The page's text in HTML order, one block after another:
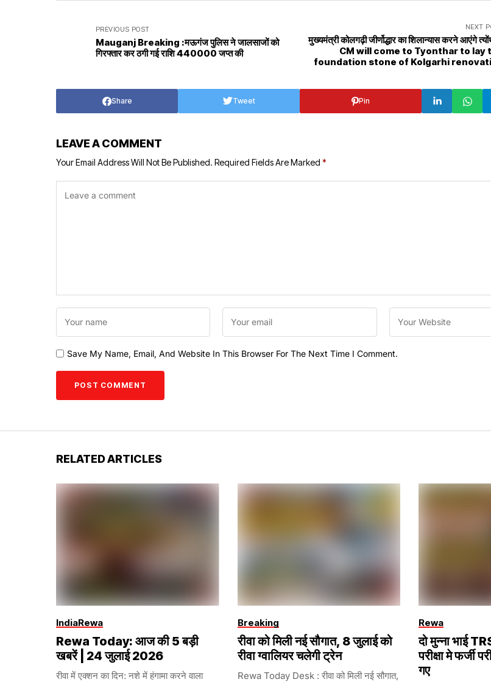
PREVIOUS POST
Mauganj Breaking :मऊगंज पुलिस ने जालसाजों को
गिरफ्तार कर ठगी गई राशि 440000 जप्‍त की
NEXT
मुख्यमंत्री कोलगढ़ी जीर्णोद्धार का शिलान्यास करने आएंगे
CM will come to Tyonthar to lay
foundation stone of Kolgarhi
Share Tweet Pin
LEAVE A COMMENT
Your Email Address Will Not Be Published. Required Fields Are Marked *
Save My Name, Email, And Website In This Browser For The Next Time I Comment.
RELATED ARTICLES
IndiaRewa
Rewa Today: आज की 5 बड़ी
खबरें | 24 जुलाई 2026
रीवा में एक्शन का दिन: नशे में हंगामा करने वाला
Breaking
रीवा को मिली नई सौगात, 8 जुलाई को
रीवा ग्वालियर चलेगी ट्रेन
Rewa Today Desk : रीवा को मिली नई सौगात,
Rewa
दो मुन्ना भाई
परीक्षा मे फर्जी
गए